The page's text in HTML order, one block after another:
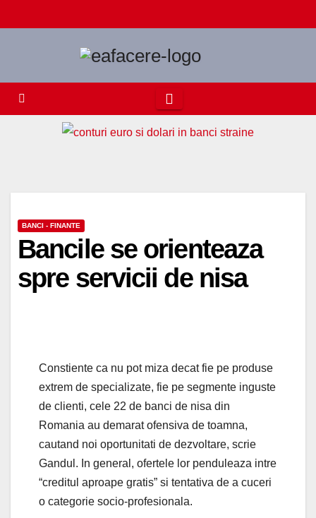
to
BANCI - FINANTE
Bancile se orienteaza
spre servicii de nisa
Constiente ca nu pot miza decat fie pe produse
extrem de specializate, fie pe segmente inguste
de clienti, cele 22 de banci de nisa din
Romania au demarat ofensiva de toamna,
cautand noi oportunitati de dezvoltare, scrie
Gandul. In general, ofertele lor penduleaza intre
“creditul aproape gratis” si tentativa de a cuceri
o categorie socio-profesionala.